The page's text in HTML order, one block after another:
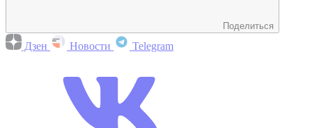
Поделиться
Дзен Новости Telegram